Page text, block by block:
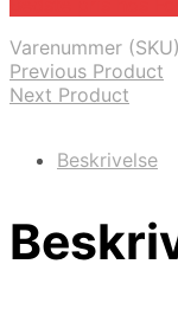
Varenummer
Previous Product
Next Product
Beskrivelse